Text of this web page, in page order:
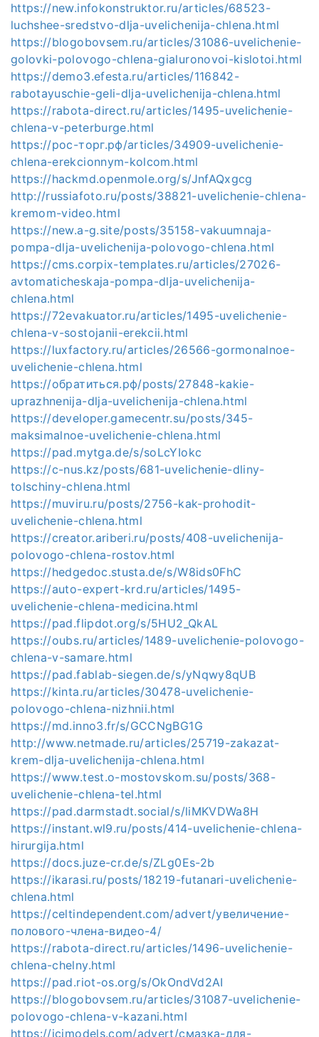
https://new.infokonstruktor.ru/articles/68523-
luchshee-sredstvo-dlja-uvelichenija-chlena.html
https://blogobovsem.ru/articles/31086-uvelichenie-
golovki-polovogo-chlena-gialuronovoi-kislotoi.html
https://demo3.efesta.ru/articles/116842-
rabotayuschie-geli-dlja-uvelichenija-chlena.html
https://rabota-direct.ru/articles/1495-uvelichenie-
chlena-v-peterburge.html
https://рос-торг.рф/articles/34909-uvelichenie-
chlena-erekcionnym-kolcom.html
https://hackmd.openmole.org/s/JnfAQxgcg
http://russiafoto.ru/posts/38821-uvelichenie-chlena-
kremom-video.html
https://new.a-g.site/posts/35158-vakuumnaja-
pompa-dlja-uvelichenija-polovogo-chlena.html
https://cms.corpix-templates.ru/articles/27026-
avtomaticheskaja-pompa-dlja-uvelichenija-
chlena.html
https://72evakuator.ru/articles/1495-uvelichenie-
chlena-v-sostojanii-erekcii.html
https://luxfactory.ru/articles/26566-gormonalnoe-
uvelichenie-chlena.html
https://обратиться.рф/posts/27848-kakie-
uprazhnenija-dlja-uvelichenija-chlena.html
https://developer.gamecentr.su/posts/345-
maksimalnoe-uvelichenie-chlena.html
https://pad.mytga.de/s/soLcYIokc
https://c-nus.kz/posts/681-uvelichenie-dliny-
tolschiny-chlena.html
https://muviru.ru/posts/2756-kak-prohodit-
uvelichenie-chlena.html
https://creator.ariberi.ru/posts/408-uvelichenija-
polovogo-chlena-rostov.html
https://hedgedoc.stusta.de/s/W8ids0FhC
https://auto-expert-krd.ru/articles/1495-
uvelichenie-chlena-medicina.html
https://pad.flipdot.org/s/5HU2_QkAL
https://oubs.ru/articles/1489-uvelichenie-polovogo-
chlena-v-samare.html
https://pad.fablab-siegen.de/s/yNqwy8qUB
https://kinta.ru/articles/30478-uvelichenie-
polovogo-chlena-nizhnii.html
https://md.inno3.fr/s/GCCNgBG1G
http://www.netmade.ru/articles/25719-zakazat-
krem-dlja-uvelichenija-chlena.html
https://www.test.o-mostovskom.su/posts/368-
uvelichenie-chlena-tel.html
https://pad.darmstadt.social/s/liMKVDWa8H
https://instant.wl9.ru/posts/414-uvelichenie-chlena-
hirurgija.html
https://docs.juze-cr.de/s/ZLg0Es-2b
https://ikarasi.ru/posts/18219-futanari-uvelichenie-
chlena.html
https://celtindependent.com/advert/увеличение-
полового-члена-видео-4/
https://rabota-direct.ru/articles/1496-uvelichenie-
chlena-chelny.html
https://pad.riot-os.org/s/OkOndVd2AI
https://blogobovsem.ru/articles/31087-uvelichenie-
polovogo-chlena-v-kazani.html
https://icimodels.com/advert/смазка-для-